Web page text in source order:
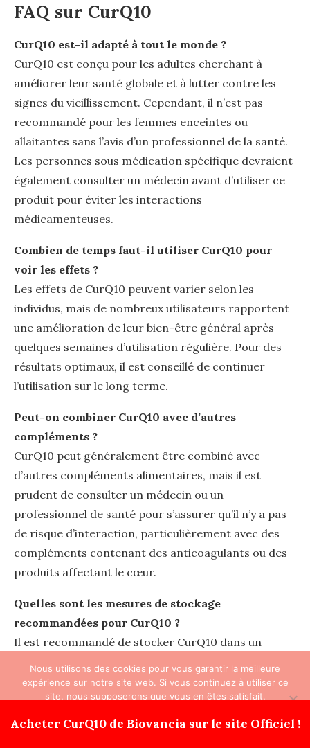
FAQ sur CurQ10
CurQ10 est-il adapté à tout le monde ?
CurQ10 est conçu pour les adultes cherchant à
améliorer leur santé globale et à lutter contre les
signes du vieillissement. Cependant, il n’est pas
recommandé pour les femmes enceintes ou
allaitantes sans l’avis d’un professionnel de la santé.
Les personnes sous médication spécifique devraient
également consulter un médecin avant d’utiliser ce
produit pour éviter les interactions
médicamenteuses.
Combien de temps faut-il utiliser CurQ10 pour
voir les effets ?
Les effets de CurQ10 peuvent varier selon les
individus, mais de nombreux utilisateurs rapportent
une amélioration de leur bien-être général après
quelques semaines d’utilisation régulière. Pour des
résultats optimaux, il est conseillé de continuer
l’utilisation sur le long terme.
Peut-on combiner CurQ10 avec d’autres
compléments ?
CurQ10 peut généralement être combiné avec
d’autres compléments alimentaires, mais il est
prudent de consulter un médecin ou un
professionnel de santé pour s’assurer qu’il n’y a pas
de risque d’interaction, particulièrement avec des
compléments contenant des anticoagulants ou des
produits affectant le cœur.
Quelles sont les mesures de stockage
recommandées pour CurQ10 ?
Il est recommandé de stocker CurQ10 dans un
endroit frais et sec, à l’abri de la lumière directe du
soleil. Assurez-vous que le couvercle est bien fermé
pour maintenir la qualité du produit.
CurQ10 est-il certifié par des organismes de santé
Acheter CurQ10 de Biovancia sur le site Officiel !
Nous utilisons des cookies pour vous garantir la meilleure
expérience sur notre site web. Si vous continuez à utiliser ce
site, nous supposerons que vous en êtes satisfait.
Ok